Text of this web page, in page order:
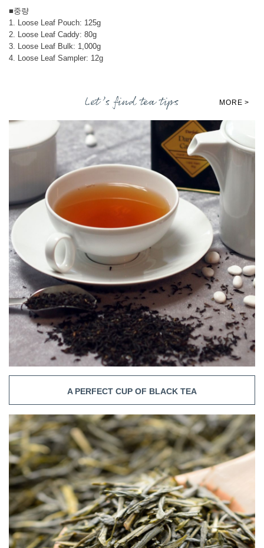
■중량
1. Loose Leaf Pouch: 125g
2. Loose Leaf Caddy: 80g
3. Loose Leaf Bulk: 1,000g
4. Loose Leaf Sampler: 12g
Let’s find tea tips MORE >
A PERFECT CUP OF BLACK TEA